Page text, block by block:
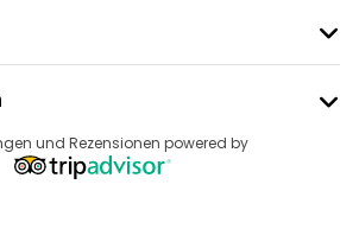
und Rezensionen powered by